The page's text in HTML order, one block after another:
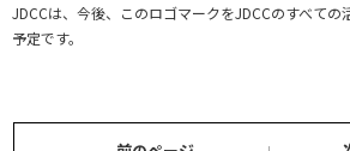
JDCCは、今後、このロゴマークをJDCCのすべての
予定です。